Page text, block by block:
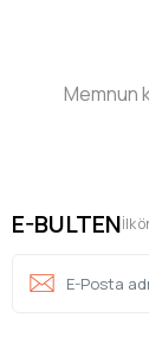
Memnun
E-BULTENİlk